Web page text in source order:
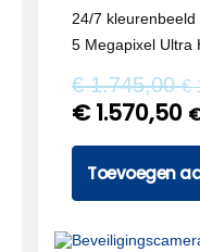
24/7 kleurenbeeld
5 Megapixel Ultra
€1.745,00 €
€1.570,50
Toevoegen